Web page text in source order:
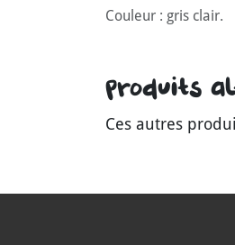
Couleur : gris clair.
Produits
Ces autres